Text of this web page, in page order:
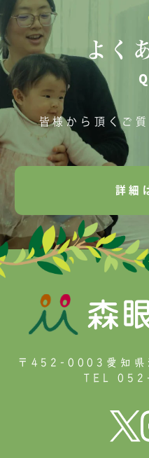
よく
皆様から頂くご
詳細
〒452-0003愛知県
TEL